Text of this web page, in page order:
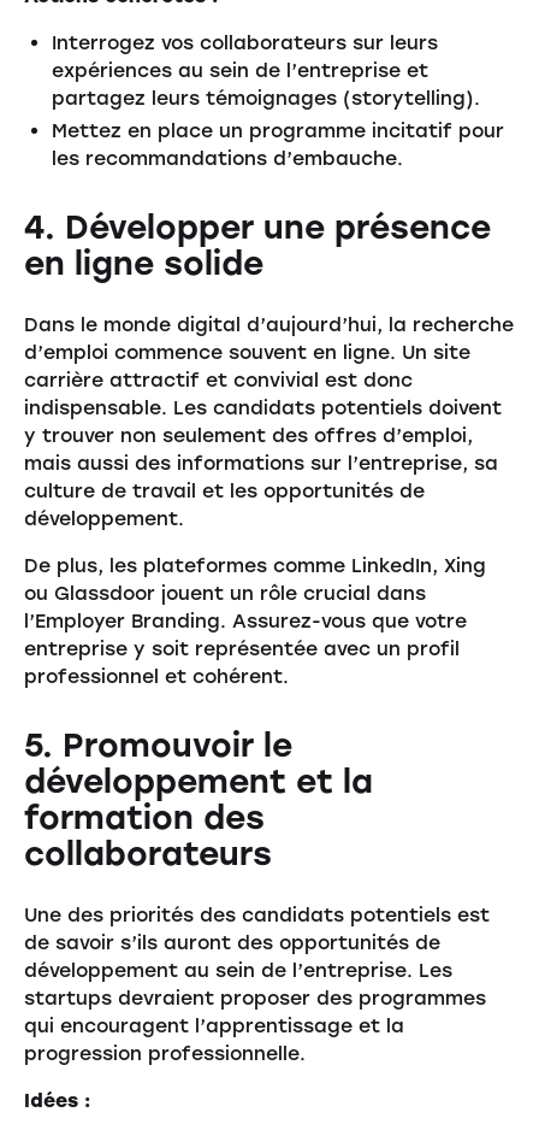
Interrogez vos collaborateurs sur leurs
expériences au sein de l’entreprise et
partagez leurs témoignages (storytelling).
Mettez en place un programme incitatif pour
les recommandations d’embauche.
4. Développer une présence
en ligne solide
Dans le monde digital d’aujourd’hui, la recherche
d’emploi commence souvent en ligne. Un site
carrière attractif et convivial est donc
indispensable. Les candidats potentiels doivent
y trouver non seulement des offres d’emploi,
mais aussi des informations sur l’entreprise, sa
culture de travail et les opportunités de
développement.
De plus, les plateformes comme LinkedIn, Xing
ou Glassdoor jouent un rôle crucial dans
l’Employer Branding. Assurez-vous que votre
entreprise y soit représentée avec un profil
professionnel et cohérent.
5. Promouvoir le
développement et la
formation des
collaborateurs
Une des priorités des candidats potentiels est
de savoir s’ils auront des opportunités de
développement au sein de l’entreprise. Les
startups devraient proposer des programmes
qui encouragent l’apprentissage et la
progression professionnelle.
Idées :